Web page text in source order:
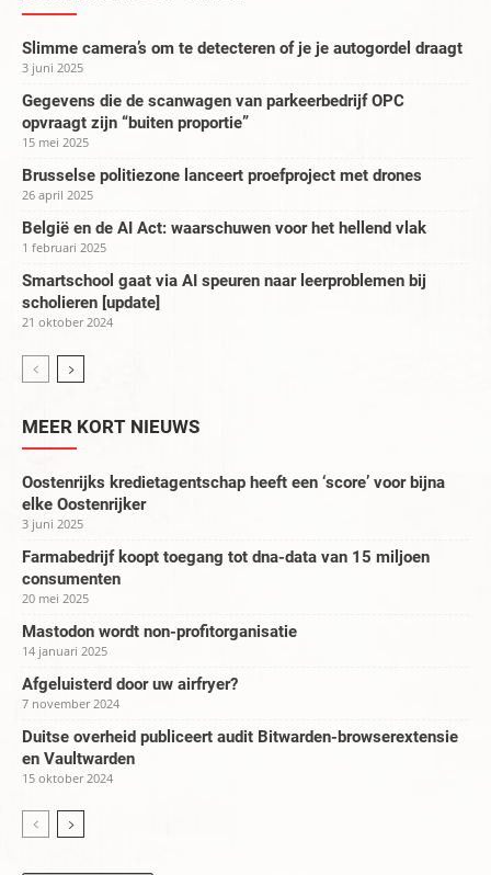
Slimme camera’s om te detecteren of je je autogordel draagt
3 juni 2025
Gegevens die de scanwagen van parkeerbedrijf OPC
opvraagt zijn “buiten proportie”
15 mei 2025
Brusselse politiezone lanceert proefproject met drones
26 april 2025
België en de AI Act: waarschuwen voor het hellend vlak
1 februari 2025
Smartschool gaat via AI speuren naar leerproblemen bij
scholieren [update]
21 oktober 2024
MEER KORT NIEUWS
Oostenrijks kredietagentschap heeft een ‘score’ voor bijna
elke Oostenrijker
3 juni 2025
Farmabedrijf koopt toegang tot dna-data van 15 miljoen
consumenten
20 mei 2025
Mastodon wordt non-profitorganisatie
14 januari 2025
Afgeluisterd door uw airfryer?
7 november 2024
Duitse overheid publiceert audit Bitwarden-browserextensie
en Vaultwarden
15 oktober 2024